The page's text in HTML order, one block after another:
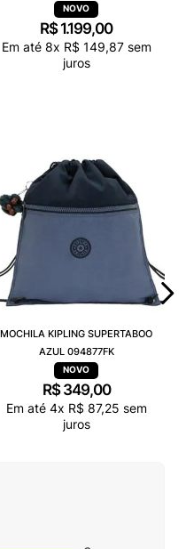
R$ 1.199,00
Em até 8x R$ 149,87sem
juros
MOCHILA KIPLING SUPERTABOO
AZUL 094877FK
R$ 349,00
Em até 4x R$ 87,25 sem
juros